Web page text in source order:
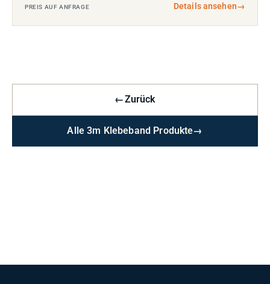
PREIS AUF ANFRAGE Details ansehen→
←Zurück
Alle 3m Klebeband Produkte→